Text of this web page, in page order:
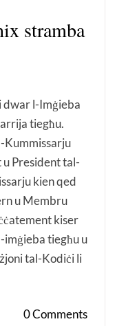
stramba
dwar l-Imġieba
tiegħu.
Kummissarju
u President tal-
kien qed
u Membru
kiser
tiegħu u
tal-Kodiċi li
0 Comments